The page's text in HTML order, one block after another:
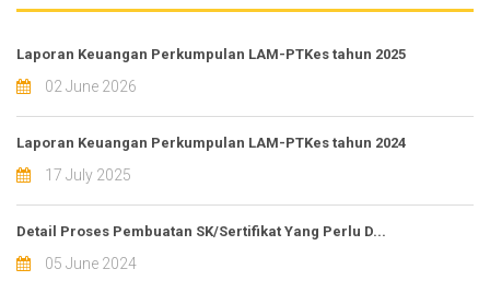
Laporan Keuangan Perkumpulan LAM-PTKes tahun 2025
02 June 2026
Laporan Keuangan Perkumpulan LAM-PTKes tahun 2024
17 July 2025
Detail Proses Pembuatan SK/Sertifikat Yang Perlu D...
05 June 2024